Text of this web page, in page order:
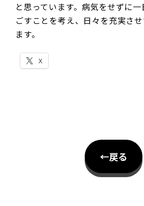
と思っています。病気をせずに
ごすことを考え、日々を充実さ
ます。
X
←戻る